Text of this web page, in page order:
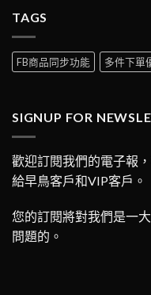
文
章〉
TAGS
FB商品同步功能 多件下單
SIGNUP FOR
歡迎訂閱我們的電子報
給早鳥客戶和VIP客戶。
您的訂閱將對我們是一
問題的。